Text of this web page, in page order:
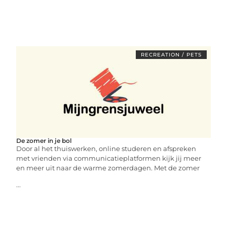
RECREATION / PETS
De zomer in je bol
Door al het thuiswerken, online studeren en afspreken
met vrienden via communicatieplatformen kijk jij meer
en meer uit naar de warme zomerdagen. Met de zomer
...